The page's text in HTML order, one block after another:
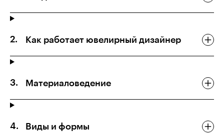
Как работает ювелирный дизайнер
Материаловедение
Виды и формы